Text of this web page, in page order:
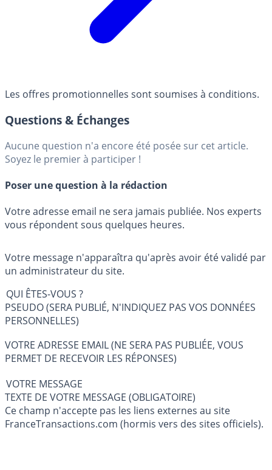
Les offres promotionnelles sont soumises à conditions.
Questions & Échanges
Aucune question n'a encore été posée sur cet article.
Soyez le premier à participer !
Poser une question à la rédaction
Votre adresse email ne sera jamais publiée. Nos experts
vous répondent sous quelques heures.
Votre message n'apparaîtra qu'après avoir été validé par
un administrateur du site.
QUI ÊTES-VOUS ?
PSEUDO (SERA PUBLIÉ, N'INDIQUEZ PAS VOS DONNÉES
PERSONNELLES)
VOTRE ADRESSE EMAIL (NE SERA PAS PUBLIÉE, VOUS
PERMET DE RECEVOIR LES RÉPONSES)
VOTRE MESSAGE
TEXTE DE VOTRE MESSAGE (OBLIGATOIRE)
Ce champ n'accepte pas les liens externes au site
FranceTransactions.com (hormis vers des sites officiels).